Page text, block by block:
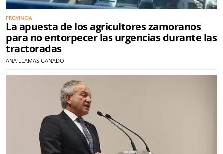
PROVINCIA
La apuesta de los agricultores zamoranos
para no entorpecer las urgencias durante las
tractoradas
ANA LLAMAS GANADO